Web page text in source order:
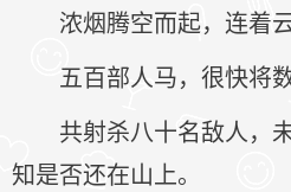
浓烟腾空而起，连着
五百部人马，很快将
共射杀八十名敌人，
知是否还在山上。